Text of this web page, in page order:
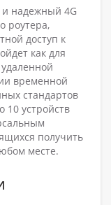
и надежный 4G
роутера,
доступ к
как для
временной
стандартов
10 устройств
получить
месте.